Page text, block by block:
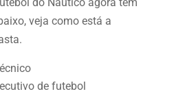
veja como está a
de futebol